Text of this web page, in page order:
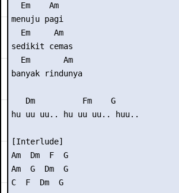
  Em    Am
menuju pagi
  Em     Am
sedikit cemas
  Em       Am
banyak rindunya
   Dm          Fm    G
hu uu uu.. hu uu uu.. huu..
[Interlude]
Am  Dm  F  G
Am  G  Dm  G
C  F  Dm  G